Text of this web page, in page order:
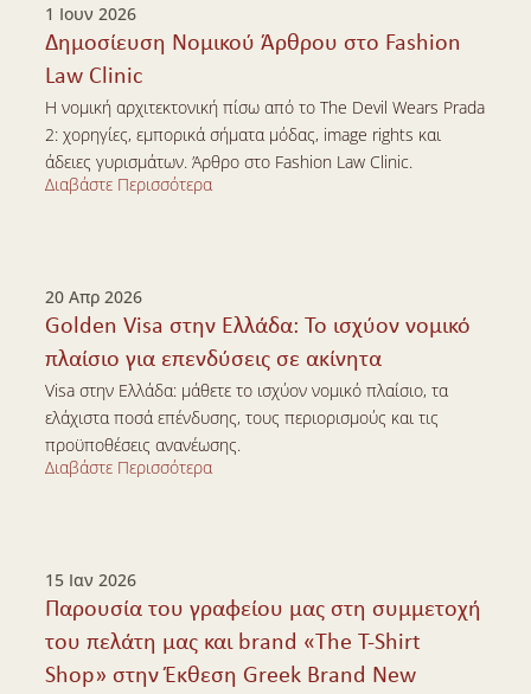
1 Ιουν 2026
Δημοσίευση Νομικού Άρθρου στο Fashion
Law Clinic
Η νομική αρχιτεκτονική πίσω από το The Devil Wears Prada
2: χορηγίες, εμπορικά σήματα μόδας, image rights και
άδειες γυρισμάτων. Άρθρο στο Fashion Law Clinic.
Διαβάστε Περισσότερα
20 Απρ 2026
Golden Visa στην Ελλάδα: Το ισχύον νομικό
πλαίσιο για επενδύσεις σε ακίνητα
Visa στην Ελλάδα: μάθετε το ισχύον νομικό πλαίσιο, τα
ελάχιστα ποσά επένδυσης, τους περιορισμούς και τις
προϋποθέσεις ανανέωσης.
Διαβάστε Περισσότερα
15 Ιαν 2026
Παρουσία του γραφείου μας στη συμμετοχή
του πελάτη μας και brand «The T-Shirt
Shop» στην Έκθεση Greek Brand New